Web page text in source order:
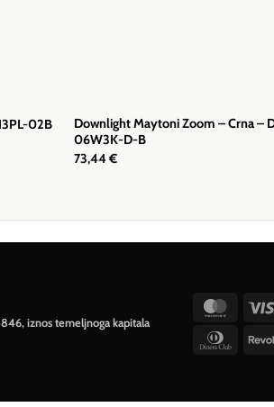
02B
Downlight Maytoni Zoom – Crna –
06W3K-D-B
73,44€
iznos temeljnoga kapitala